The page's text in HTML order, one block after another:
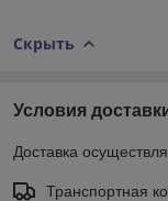
Скрыть
Условия
Доставка
Транспортная